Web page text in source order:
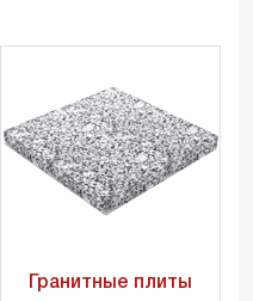
Гранитные плиты